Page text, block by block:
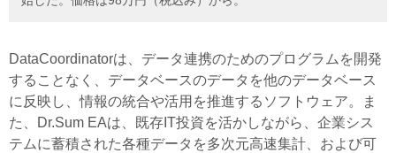
DataCoordinatorは、データ連携のためのプログラムを開発
することなく、データベースのデータを他のデータベース
に反映し、情報の統合や活用を推進するソフトウェア。ま
た、Dr.Sum EAは、既存IT投資を活かしながら、企業シス
テムに蓄積された各種データを多次元高速集計、および可